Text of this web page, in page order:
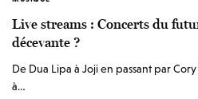
Live streams : Concerts du
décevante ?
De Dua Lipa à Joji en passant par
à…